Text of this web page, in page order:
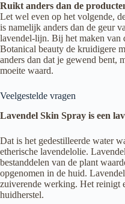
Ruikt anders dan de
Let wel even op het volgende,
is namelijk anders dan de geur
lavendel-lijn. Bij het maken van
Botanical beauty de kruidigere
anders dan dat je gewend bent,
moeite waard.
Veelgestelde vragen
Lavendel Skin Spray is een
Dat is het gedestilleerde water
etherische lavendelolie.
bestanddelen van de plant
opgenomen in de huid.
zuiverende werking. Het reinigt
huidherstel.